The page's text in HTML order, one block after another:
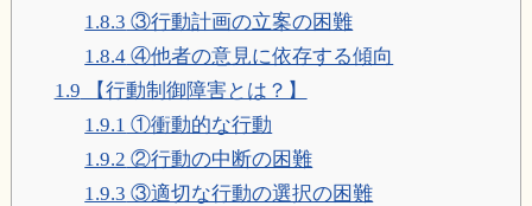
1.8.3 ③行動計画の立案の困難
1.8.4 ④他者の意見に依存する傾向
1.9 【行動制御障害とは？】
1.9.1 ①衝動的な行動
1.9.2 ②行動の中断の困難
1.9.3 ③適切な行動の選択の困難